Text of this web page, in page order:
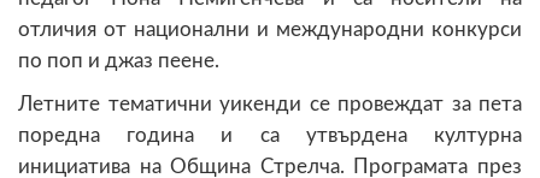
отличия от национални и международни конкурси
по поп и джаз пеене.
Летните тематични уикенди се провеждат за пета
поредна година и са утвърдена културна
инициатива на Община Стрелча. Програмата през